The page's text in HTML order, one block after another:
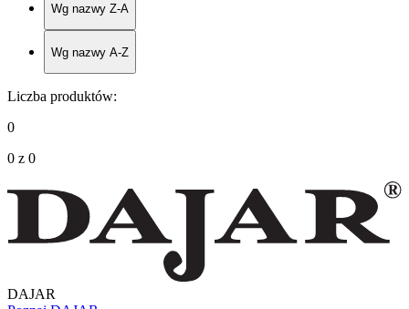
Wg nazwy Z-A
Wg nazwy A-Z
Liczba produktów:
0
0 z 0
DAJAR